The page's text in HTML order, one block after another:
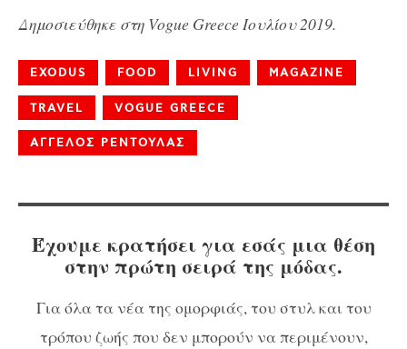
Δημοσιεύθηκε στη Vogue Greece Ιουλίου 2019.
EXODUS FOOD LIVING MAGAZINE
TRAVEL VOGUE GREECE
ΑΓΓΕΛΟΣ ΡΕΝΤΟΥΛΑΣ
Έχουμε κρατήσει για εσάς μια θέση
στην πρώτη σειρά της μόδας.
Για όλα τα νέα της ομορφιάς, του στυλ και του
τρόπου ζωής που δεν μπορούν να περιμένουν,